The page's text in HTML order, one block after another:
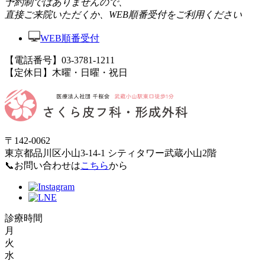
予約制ではありませんので、
直接ご来院いただくか、WEB順番受付をご利用ください
WEB順番受付
【電話番号】03-3781-1211
【定休日】木曜・日曜・祝日
〒142-0062
東京都品川区小山3-14-1 シティタワー武蔵小山2階
📞お問い合わせはこちらから
診療時間
月
火
水